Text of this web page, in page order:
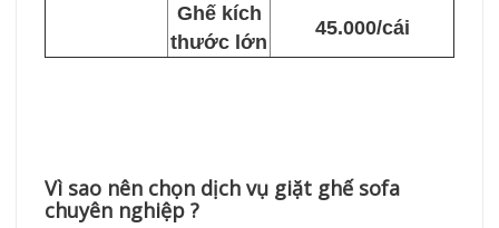
Ghế kích
thước lớn
45.000/cái
Vì sao nên chọn dịch vụ giặt ghế sofa
chuyên nghiệp ?